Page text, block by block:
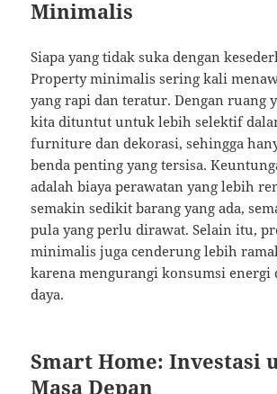
Minimalis
Siapa yang tidak suka dengan
Property minimalis sering kali
yang rapi dan teratur. Dengan ruang
kita dituntut untuk lebih selektif
furniture dan dekorasi, sehingga
benda penting yang tersisa.
adalah biaya perawatan yang lebih
semakin sedikit barang yang ada,
pula yang perlu dirawat. Selain itu,
minimalis juga cenderung lebih
karena mengurangi konsumsi energi
daya.
Smart Home: Investasi
Masa Depan